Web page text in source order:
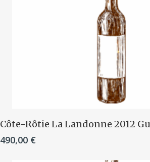
Ajouter Au
Côte-Rôtie La Landonne 2012
490,00 €